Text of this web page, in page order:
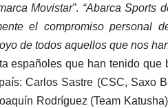
Movistar”. “Abarca Sports
el compromiso personal
de todos aquellos que nos
españoles que han tenido
Carlos Sastre (CSC, Saxo
Rodríguez (Team